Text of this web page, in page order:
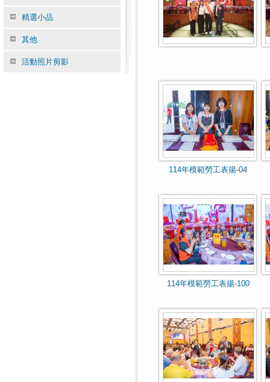
精選小品
其他
活動照片剪影
114年模範勞工表揚-04
114年模範勞工表揚-100